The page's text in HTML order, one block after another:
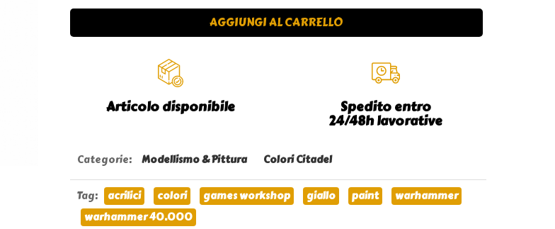
AGGIUNGI AL CARRELLO
Articolo disponibile
Spedito entro
24/48h lavorative
Categorie: Modellismo & Pittura Colori Citadel
Tag: acrilici colori games workshop giallo paint
warhammer
warhammer 40.000